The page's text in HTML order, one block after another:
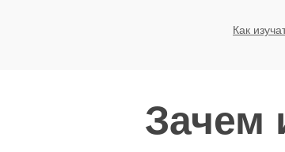
Как
Зачем